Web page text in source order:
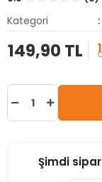
Kategori
149,90 TL
Şimdi